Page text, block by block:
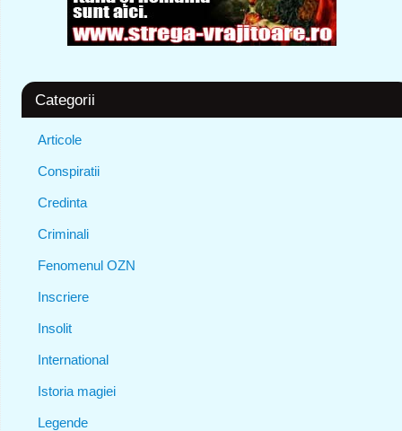
Categorii
Articole
Conspiratii
Credinta
Criminali
Fenomenul OZN
Inscriere
Insolit
International
Istoria magiei
Legende